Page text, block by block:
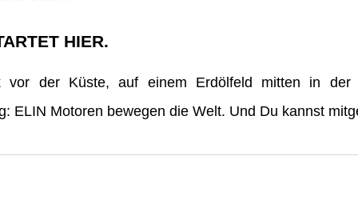
HIER.
vor der Küste, auf einem Erdölfeld mitten in der
ELIN Motoren bewegen die Welt. Und Du kannst